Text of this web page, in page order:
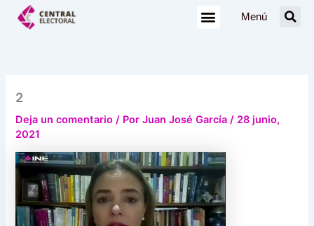
Menú
2
Deja un comentario / PorJuan José García/ 28 junio,
2021